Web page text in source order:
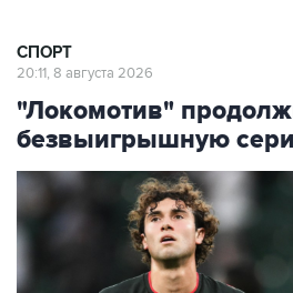
СПОРТ
20:11, 8 августа 2026
"Локомотив"
безвыигрышную